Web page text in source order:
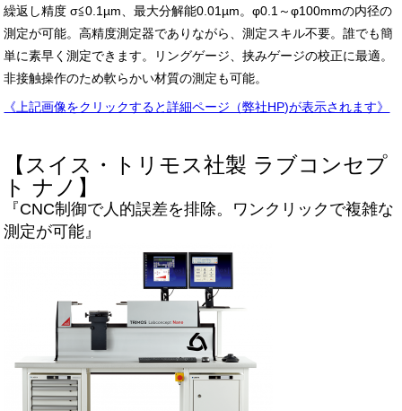
繰返し精度 σ≦0.1µm、最大分解能0.01µm。φ0.1～φ100mmの内径の
測定が可能。高精度測定器でありながら、測定スキル不要。誰でも簡
単に素早く測定できます。リングゲージ、挟みゲージの校正に最適。
非接触操作のため軟らかい材質の測定も可能。
《上記画像をクリックすると詳細ページ（弊社HP)が表示されます》
【スイス・トリモス社製 ラブコンセプ
ト ナノ】
『CNC制御で人的誤差を排除。ワンクリックで複雑な
測定が可能』